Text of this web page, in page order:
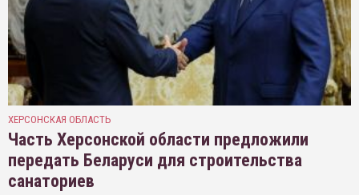
ХЕРСОНСКАЯ ОБЛАСТЬ
Часть Херсонской области предложили
передать Беларуси для строительства
санаториев